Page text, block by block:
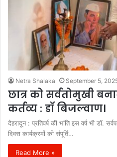
Netra Shalaka September 5,
छात्र को सर्वतोमुखी
कर्तव्य : डॉ बिजल्वाण।
देहरादून : प्रतिवर्ष की भांति इस वर्ष भी डॉ.
दिवस कार्यक्रमों की संपूर्ति…
Read More »